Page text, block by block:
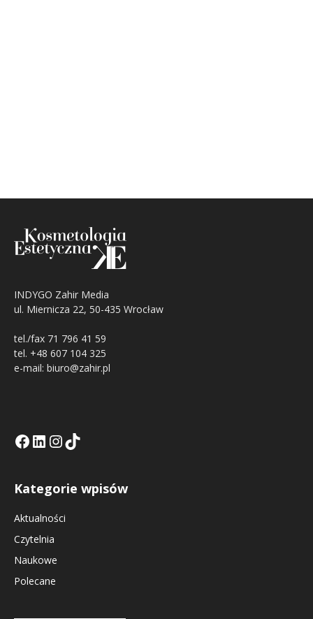
INDYGO Zahir Media
ul. Miernicza 22, 50-435 Wrocław
tel./fax 71 796 41 59
tel. +48 607 104 325
e-mail: biuro@zahir.pl
Facebook
LinkedIn
Tik Tok KEInstagramm KE
Kategorie wpisów
Aktualności
Czytelnia
Naukowe
Polecane